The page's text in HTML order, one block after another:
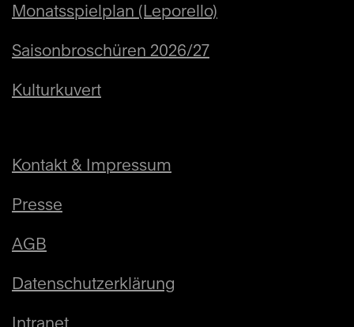
Sa
12.12.2026
Kinderführung mit allen
Info
CHF 5 - 8
Monatsspielplan (Leporello)
Saisonbroschüren 2026/27
Kulturkuvert
Kontakt & Impressum
Presse
AGB
Datenschutzerklärung
Intranet